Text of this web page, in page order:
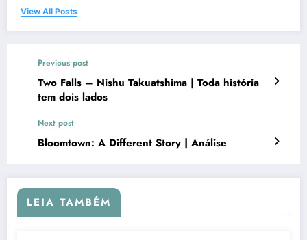
View All Posts
Previous post
Two Falls – Nishu Takuatshima | Toda história
tem dois lados
Next post
Bloomtown: A Different Story | Análise
LEIA TAMBÉM